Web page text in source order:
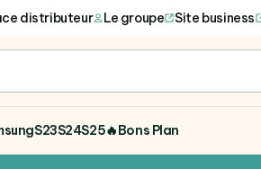
distributeur Le groupe Site business
S23S24S25🔥Bons Plan